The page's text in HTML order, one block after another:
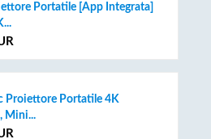
Portatile [App Integrata]
Proiettore Portatile 4K
Mini...